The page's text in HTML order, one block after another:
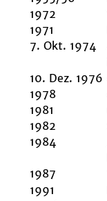
1972
1971
7. Okt. 1974
10. Dez. 1976
1978
1981
1982
1984
1987
1991